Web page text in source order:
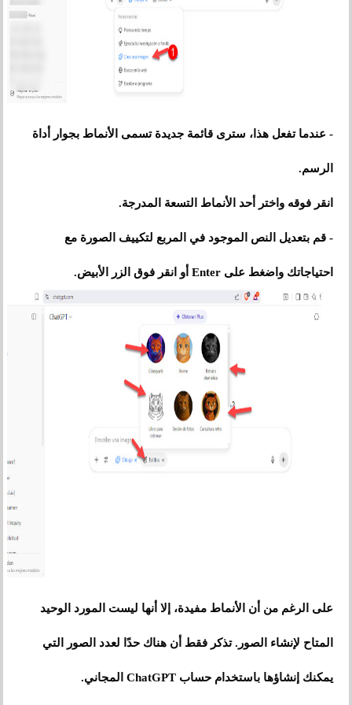
- عندما تفعل هذا، سترى قائمة جديدة تسمى الأنماط بجوار أداة
الرسم.
انقر فوقه واختر أحد الأنماط التسعة المدرجة.
- قم بتعديل النص الموجود في المربع لتكييف الصورة مع
احتياجاتك واضغط على Enter أو انقر فوق الزر الأبيض.
على الرغم من أن الأنماط مفيدة، إلا أنها ليست المورد الوحيد
المتاح لإنشاء الصور. تذكر فقط أن هناك حدًا لعدد الصور التي
يمكنك إنشاؤها باستخدام حساب ChatGPT المجاني.